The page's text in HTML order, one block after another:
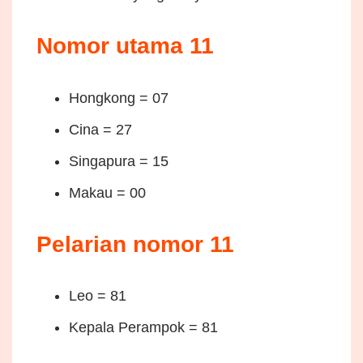
Nomor utama 11
Hongkong = 07
Cina = 27
Singapura = 15
Makau = 00
Pelarian nomor 11
Leo = 81
Kepala Perampok = 81